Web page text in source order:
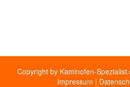
Copyright by Kaminofen-
Impressum |